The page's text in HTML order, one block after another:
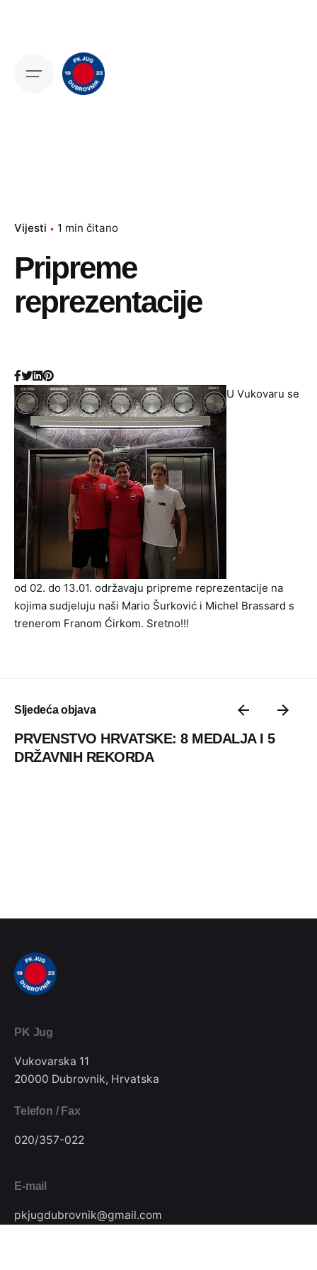
Vijesti 1 min čitano
Pripreme
reprezentacije
U Vukovaru se
od 02. do 13.01. održavaju pripreme reprezentacije na
kojima sudjeluju naši Mario Šurković i Michel Brassard s
trenerom Franom Ćirkom. Sretno!!!
Sljedeća objava
PRVENSTVO HRVATSKE: 8 MEDALJA I 5
DRŽAVNIH REKORDA
PK Jug
Vukovarska 11
20000 Dubrovnik, Hrvatska
Telefon / Fax
020/357-022
E-mail
pkjugdubrovnik@gmail.com